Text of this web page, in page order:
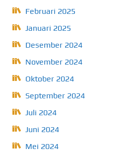
Februari 2025
Januari 2025
Desember 2024
November 2024
Oktober 2024
September 2024
Juli 2024
Juni 2024
Mei 2024